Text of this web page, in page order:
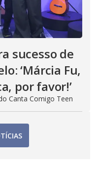
sucesso de
‘Márcia Fu,
por favor!’
Canta Comigo Teen